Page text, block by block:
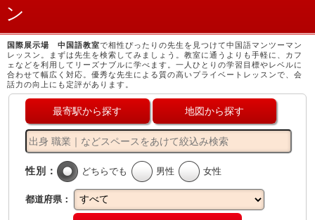
ン
国際展示場 中国語教室で相性ぴったりの先生を見つけて中国語マンツーマン
レッスン。まずは先生を検索してみましょう。教室に通うよりも手軽に、カフ
ェなどを利用してリーズナブルに学べます。一人ひとりの学習目標やレベルに
合わせて幅広く対応。優秀な先生による質の高いプライベートレッスンで、会
話力の向上にも定評があります。
最寄駅から探す 地図から探す
性別： どちらでも 男性 女性
都道府県：